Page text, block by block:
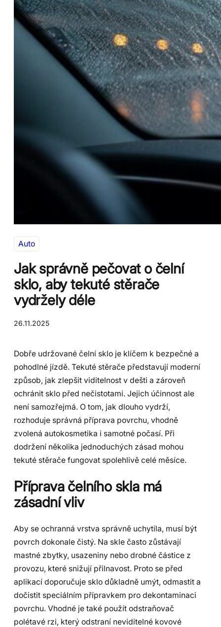
Auto
Jak správně pečovat o čelní
sklo, aby tekuté stěrače
vydržely déle
26.11.2025
Dobře udržované čelní sklo je klíčem k bezpečné a
pohodlné jízdě. Tekuté stěrače představují moderní
způsob, jak zlepšit viditelnost v dešti a zároveň
ochránit sklo před nečistotami. Jejich účinnost ale
není samozřejmá. O tom, jak dlouho vydrží,
rozhoduje správná příprava povrchu, vhodně
zvolená autokosmetika i samotné počasí. Při
dodržení několika jednoduchých zásad mohou
tekuté stěrače fungovat spolehlivě celé měsíce.
Příprava čelního skla má
zásadní vliv
Aby se ochranná vrstva správně uchytila, musí být
povrch dokonale čistý. Na skle často zůstávají
mastné zbytky, usazeniny nebo drobné částice z
provozu, které snižují přilnavost. Proto se před
aplikací doporučuje sklo důkladně umýt, odmastit a
dočistit speciálním přípravkem pro dekontaminaci
povrchu. Vhodné je také použít odstraňovač
polétavé rzi, který odstraní neviditelné kovové